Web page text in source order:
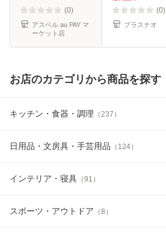
フィルムフック 【
ア
(0)
アスベル au PAY マ
ーケット店
耐熱 断熱
(0)
プラスナオ
お店のカテゴリから商品を探す
キッチン・食器・調理 （237 ）
日用品・文房具・手芸用品 （ 124）
インテリア・寝具 （91 ）
スポーツ・アウトドア （8 ）